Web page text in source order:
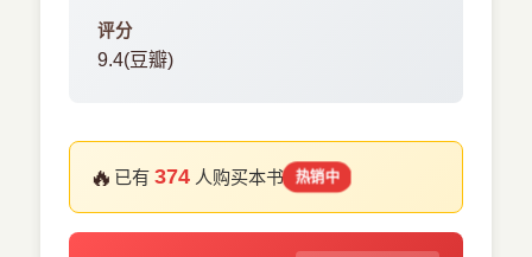
评分
9.4(豆瓣)
🔥 已有374 人购买本书 热销中